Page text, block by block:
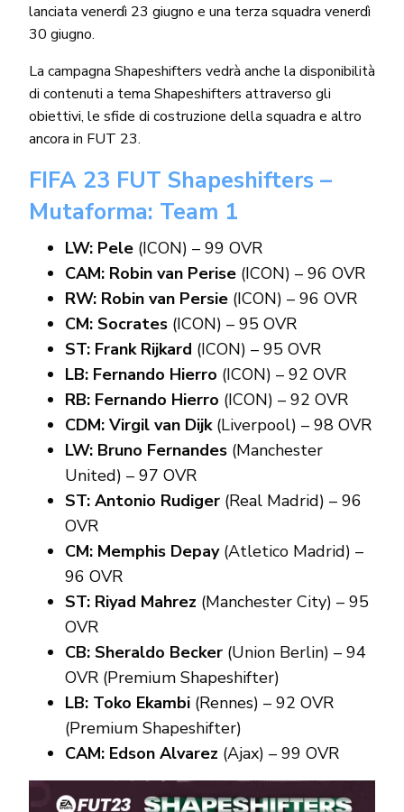
lanciata venerdì 23 giugno e una terza squadra venerdì
30 giugno.
La campagna Shapeshifters vedrà anche la disponibilità
di contenuti a tema Shapeshifters attraverso gli
obiettivi, le sfide di costruzione della squadra e altro
ancora in FUT 23.
FIFA 23 FUT Shapeshifters –
Mutaforma: Team 1
LW: Pele (ICON) – 99 OVR
CAM: Robin van Perise (ICON) – 96 OVR
RW: Robin van Persie (ICON) – 96 OVR
CM: Socrates (ICON) – 95 OVR
ST: Frank Rijkard (ICON) – 95 OVR
LB: Fernando Hierro (ICON) – 92 OVR
RB: Fernando Hierro (ICON) – 92 OVR
CDM: Virgil van Dijk(Liverpool) – 98 OVR
LW: Bruno Fernandes(Manchester
United) – 97 OVR
ST: Antonio Rudiger(Real Madrid) – 96
OVR
CM: Memphis Depay(Atletico Madrid) –
96 OVR
ST: Riyad Mahrez (Manchester City) – 95
OVR
CB: Sheraldo Becker(Union Berlin) – 94
OVR (Premium Shapeshifter)
LB: Toko Ekambi (Rennes) – 92 OVR
(Premium Shapeshifter)
CAM: Edson Alvarez (Ajax) – 99 OVR